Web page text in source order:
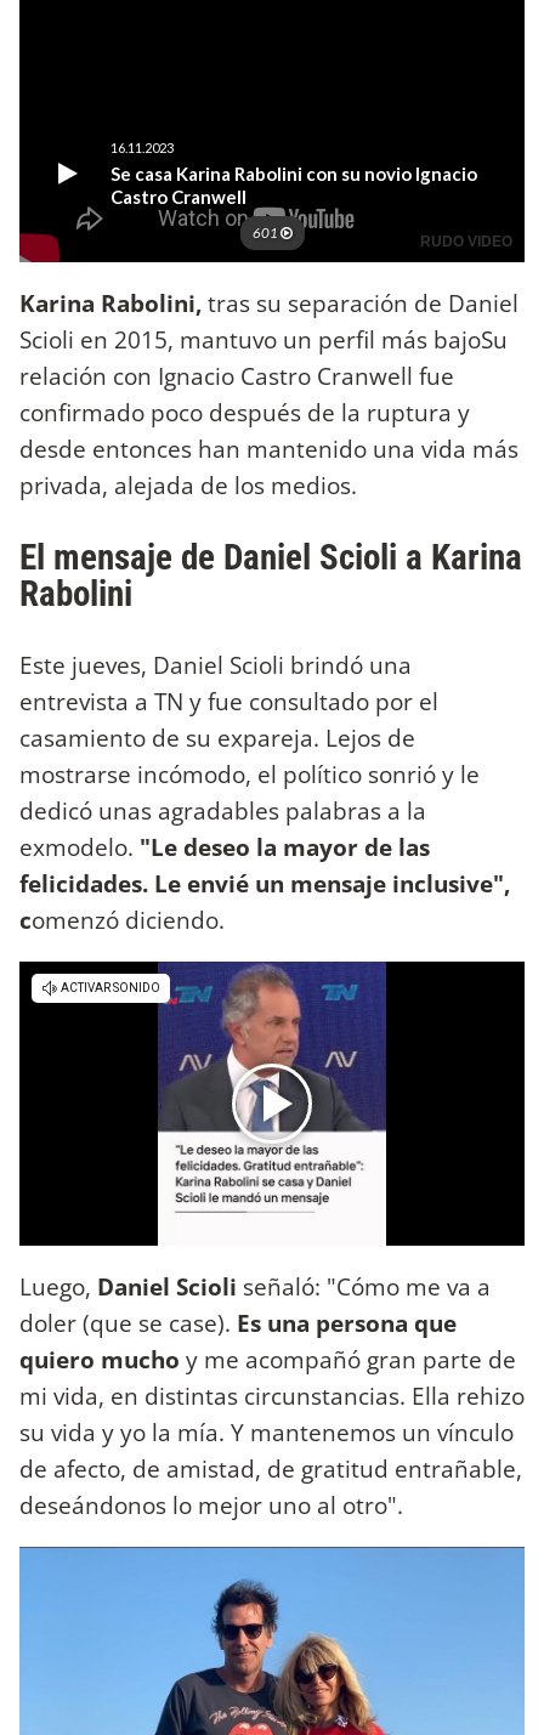
Karina Rabolini,tras su separación de Daniel
Scioli en 2015, mantuvo un perfil más bajoSu
relación con Ignacio Castro Cranwell fue
confirmado poco después de la ruptura y
desde entonces han mantenido una vida más
privada, alejada de los medios.
El mensaje de Daniel Scioli a Karina
Rabolini
Este jueves, Daniel Scioli brindó una
entrevista a TN y fue consultado por el
casamiento de su expareja. Lejos de
mostrarse incómodo, el político sonrió y le
dedicó unas agradables palabras a la
exmodelo. "Le deseo la mayor de las
felicidades. Le envié un mensaje inclusive",
comenzó diciendo.
Luego, Daniel Scioli señaló: "Cómo me va a
doler (que se case). Es una persona que
quiero mucho y me acompañó gran parte de
mi vida, en distintas circunstancias. Ella rehizo
su vida y yo la mía. Y mantenemos un vínculo
de afecto, de amistad, de gratitud entrañable,
deseándonos lo mejor uno al otro".